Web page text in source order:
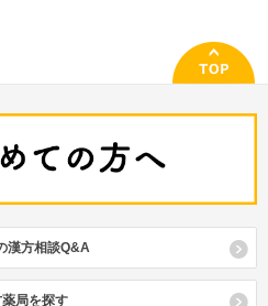
漢方相談Q&A
局を探す